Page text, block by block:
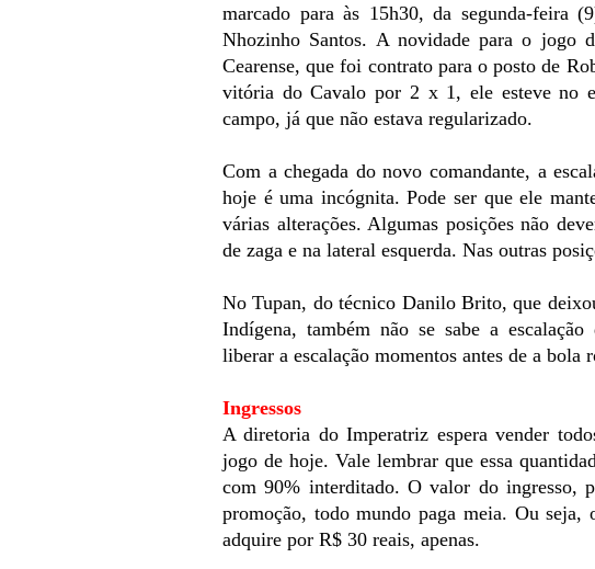
marcado para às 15h30, da segunda-feira
Nhozinho Santos. A novidade para o jogo
Cearense, que foi contrato para o posto de
vitória do Cavalo por 2 x 1, ele esteve no
campo, já que não estava regularizado.
Com a chegada do novo comandante, a
hoje é uma incógnita. Pode ser que ele
várias alterações. Algumas posições não
de zaga e na lateral esquerda. Nas outras
No Tupan, do técnico Danilo Brito, que
Indígena, também não se sabe a
liberar a escalação momentos antes de a bola
Ingressos
A diretoria do Imperatriz espera vender
jogo de hoje. Vale lembrar que essa
com 90% interditado. O valor do ingresso,
promoção, todo mundo paga meia. Ou
adquire por R$ 30 reais, apenas.